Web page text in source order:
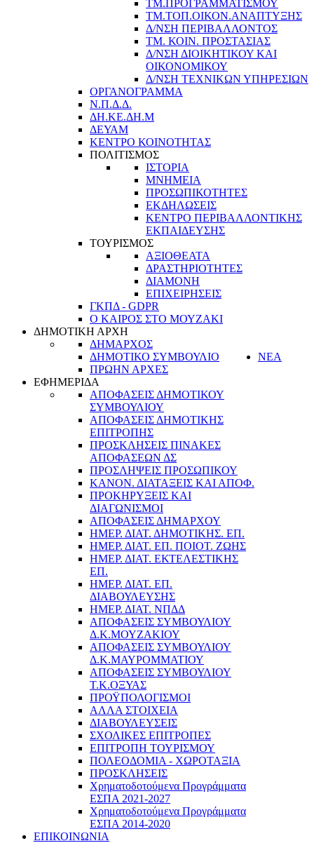
ΤΜ.ΠΡΟΓΡΑΜΜΑΤΙΣΜΟΥ
ΤΜ.ΤΟΠ.ΟΙΚΟΝ.ΑΝΑΠΤΥΞΗΣ
Δ/ΝΣΗ ΠΕΡΙΒΑΛΛΟΝΤΟΣ
ΤΜ. ΚΟΙΝ. ΠΡΟΣΤΑΣΙΑΣ
Δ/ΝΣΗ ΔΙΟΙΚΗΤΙΚΟΥ ΚΑΙ
ΟΙΚΟΝΟΜΙΚΟΥ
Δ/ΝΣΗ ΤΕΧΝΙΚΩΝ ΥΠΗΡΕΣΙΩΝ
ΟΡΓΑΝΟΓΡΑΜΜΑ
Ν.Π.Δ.Δ.
ΔΗ.ΚΕ.ΔΗ.Μ
ΔΕΥΑΜ
ΚΕΝΤΡΟ ΚΟΙΝΟΤΗΤΑΣ
ΠΟΛΙΤΙΣΜΟΣ
ΙΣΤΟΡΙΑ
ΜΝΗΜΕΙΑ
ΠΡΟΣΩΠΙΚΟΤΗΤΕΣ
ΕΚΔΗΛΩΣΕΙΣ
ΚΕΝΤΡΟ ΠΕΡΙΒΑΛΛΟΝΤΙΚΗΣ
ΕΚΠΑΙΔΕΥΣΗΣ
ΤΟΥΡΙΣΜΟΣ
ΑΞΙΟΘΕΑΤΑ
ΔΡΑΣΤΗΡΙΟΤΗΤΕΣ
ΔΙΑΜΟΝΗ
ΕΠΙΧΕΙΡΗΣΕΙΣ
ΓΚΠΔ - GDPR
Ο ΚΑΙΡΟΣ ΣΤΟ ΜΟΥΖΑΚΙ
ΔΗΜΟΤΙΚΗ ΑΡΧΗ
ΔΗΜΑΡΧΟΣ
ΔΗΜΟΤΙΚΟ ΣΥΜΒΟΥΛΙΟ
ΠΡΩΗΝ ΑΡΧΕΣ
ΝΕΑ
ΕΦΗΜΕΡΙΔΑ
ΑΠΟΦΑΣΕΙΣ ΔΗΜΟΤΙΚΟΥ
ΣΥΜΒΟΥΛΙΟΥ
ΑΠΟΦΑΣΕΙΣ ΔΗΜΟΤΙΚΗΣ
ΕΠΙΤΡΟΠΗΣ
ΠΡΟΣΚΛΗΣΕΙΣ ΠΙΝΑΚΕΣ
ΑΠΟΦΑΣΕΩΝ ΔΣ
ΠΡΟΣΛΗΨΕΙΣ ΠΡΟΣΩΠΙΚΟΥ
ΚΑΝΟΝ. ΔΙΑΤΑΞΕΙΣ ΚΑΙ ΑΠΟΦ.
ΠΡΟΚΗΡΥΞΕΙΣ ΚΑΙ
ΔΙΑΓΩΝΙΣΜΟΙ
ΑΠΟΦΑΣΕΙΣ ΔΗΜΑΡΧΟΥ
ΗΜΕΡ. ΔΙΑΤ. ΔΗΜΟΤΙΚΗΣ. ΕΠ.
ΗΜΕΡ. ΔΙΑΤ. ΕΠ. ΠΟΙOΤ. ΖΩΗΣ
ΗΜΕΡ. ΔΙΑΤ. ΕΚΤΕΛΕΣΤΙΚΗΣ
ΕΠ.
ΗΜΕΡ. ΔΙΑΤ. ΕΠ.
ΔΙΑΒΟΥΛΕΥΣΗΣ
ΗΜΕΡ. ΔΙΑΤ. ΝΠΔΔ
ΑΠΟΦΑΣΕΙΣ ΣΥΜΒΟΥΛΙΟΥ
Δ.Κ.ΜΟΥΖΑΚΙΟΥ
ΑΠΟΦΑΣΕΙΣ ΣΥΜΒΟΥΛΙΟΥ
Δ.Κ.ΜΑΥΡΟΜΜΑΤΙΟΥ
ΑΠΟΦΑΣΕΙΣ ΣΥΜΒΟΥΛΙΟΥ
Τ.Κ.ΟΞΥΑΣ
ΠΡΟΫΠΟΛΟΓΙΣΜΟΙ
ΑΛΛΑ ΣΤΟΙΧΕΙΑ
ΔΙΑΒΟΥΛΕΥΣΕΙΣ
ΣΧΟΛΙΚΕΣ ΕΠΙΤΡΟΠΕΣ
ΕΠΙΤΡΟΠΗ ΤΟΥΡΙΣΜΟΥ
ΠΟΛΕΟΔΟΜΙΑ - ΧΩΡΟΤΑΞΙΑ
ΠΡΟΣΚΛΗΣΕΙΣ
Χρηματοδοτούμενα Προγράμματα
ΕΣΠΑ 2021-2027
Χρηματοδοτούμενα Προγράμματα
ΕΣΠΑ 2014-2020
ΕΠΙΚΟΙΝΩΝΙΑ